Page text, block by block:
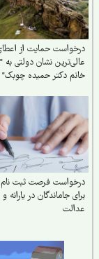
حمایت از اعطای
نشان دولتی به "سرکار
دکتر حمیده چوبک"
فرصت ثبت‌ نام مجدد
جاماندگان در یارانه و سهام